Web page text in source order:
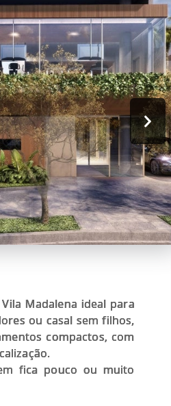
Madalena ideal para
ou casal sem filhos,
compactos, com
fica pouco ou muito